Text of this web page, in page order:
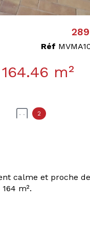
Maison 7 pièce(s) 5 chambre(s) 164.46 m²
2
Réf
calme et proche
m².